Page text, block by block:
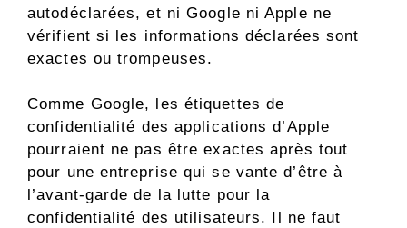
autodéclarées, et ni Google ni Apple ne
vérifient si les informations déclarées sont
exactes ou trompeuses.
Comme Google, les étiquettes de
confidentialité des applications d’Apple
pourraient ne pas être exactes après tout
pour une entreprise qui se vante d’être à
l’avant-garde de la lutte pour la
confidentialité des utilisateurs. Il ne faut